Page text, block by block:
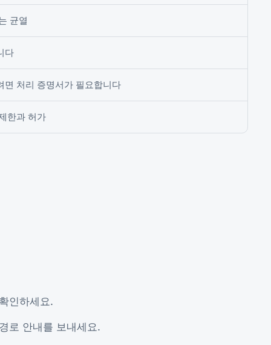
균열
다
면 처리 증명서가 필요합니다
한과 허가
인하세요.
로 안내를 보내세요.